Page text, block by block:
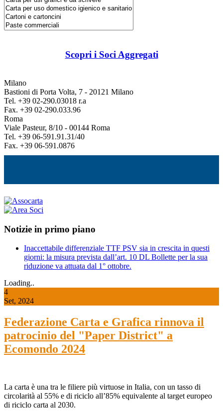
Scopri i Soci Aggregati
Milano
Bastioni di Porta Volta, 7 - 20121 Milano
Tel. +39 02-290.03018 r.a
Fax. +39 02-290.033.96
Roma
Viale Pasteur, 8/10 - 00144 Roma
Tel. +39 06-591.91.31/40
Fax. +39 06-591.0876
Notizie in primo piano
Inaccettabile differenziale TTF PSV sia in crescita in questi
giorni: la misura prevista dall’art. 10 DL Bollette per la sua
riduzione va attuata dal 1° ottobre.
Loading..
4
Set, 2024
Federazione Carta e Grafica rinnova il
patrocinio del "Paper District" a
Ecomondo 2024
La carta è una tra le filiere più virtuose in Italia, con un tasso di
circolarità al 55% e di riciclo all’85% equivalente al target europeo
di riciclo carta al 2030.